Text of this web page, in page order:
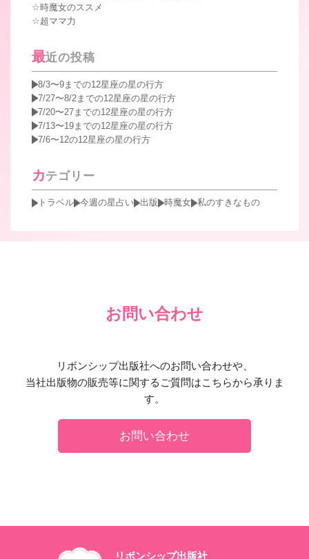
時魔女のススメ
超ママ力
最近の投稿
8/3〜9までの12星座の星の行方
7/27〜8/2までの12星座の星の行方
7/20〜27までの12星座の星の行方
7/13〜19までの12星座の星の行方
7/6〜12の12星座の星の行方
カテゴリー
トラベル 今週の星占い 出版 時魔女 私のすきなもの
お問い合わせ
リボンシップ出版社へのお問い合わせや、
当社出版物の販売等に関するご質問はこちらから承りま
す。
お問い合わせ
リボンシップ出版社